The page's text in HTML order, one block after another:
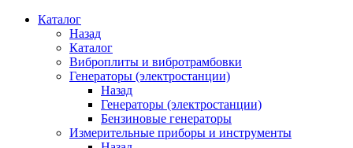
Каталог
Назад
Каталог
Виброплиты и вибротрамбовки
Генераторы (электростанции)
Назад
Генераторы (электростанции)
Бензиновые генераторы
Измерительные приборы и инструменты